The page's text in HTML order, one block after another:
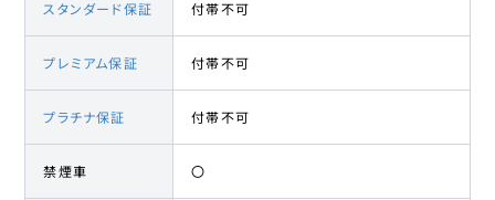
スタンダード保証 付帯不可
プレミアム保証 付帯不可
プラチナ保証 付帯不可
禁煙車 〇